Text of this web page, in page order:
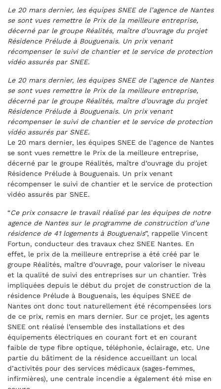
Le 20 mars dernier, les équipes SNEE de l’agence de Nantes
se sont vues remettre le Prix de la meilleure entreprise,
décerné par le groupe Réalités, maître d’ouvrage du projet
Résidence Prélude à Bouguenais. Un prix venant
récompenser le suivi de chantier et le service de protection
vidéo assurés par SNEE.
Le 20 mars dernier, les équipes SNEE de l’agence de Nantes
se sont vues remettre le Prix de la meilleure entreprise,
décerné par le groupe Réalités, maître d’ouvrage du projet
Résidence Prélude à Bouguenais. Un prix venant
récompenser le suivi de chantier et le service de protection
vidéo assurés par SNEE.
Le 20 mars dernier, les équipes SNEE de l’agence de Nantes
se sont vues remettre le Prix de la meilleure entreprise,
décerné par le groupe Réalités, maître d’ouvrage du projet
Résidence Prélude à Bouguenais. Un prix venant
récompenser le suivi de chantier et le service de protection
vidéo assurés par SNEE.
“Ce prix consacre le travail réalisé par les équipes de notre
agence de Nantes sur le programme de construction d’une
résidence de 41 logements à Bouguenais”, rappelle Vincent
Fortun, conducteur des travaux chez SNEE Nantes. En
effet, le prix de la meilleure entreprise a été créé par le
groupe Réalités, maître d’ouvrage, pour valoriser le niveau
et la qualité de suivi des entreprises sur un chantier. Très
impliquées depuis le début du projet de construction de la
résidence Prélude à Bouguenais, les équipes SNEE de
Nantes ont donc tout naturellement été récompensées lors
de ce prix, remis en mars dernier. Sur ce projet, les agents
SNEE ont réalisé l’ensemble des installations et des
équipements électriques en courant fort et en courant
faible de type fibre optique, téléphonie, éclairage, etc. Une
partie du bâtiment de la résidence accueillant un local
d’activités pour des services médicaux (sages-femmes,
infirmières), une centrale incendie a également été mise en